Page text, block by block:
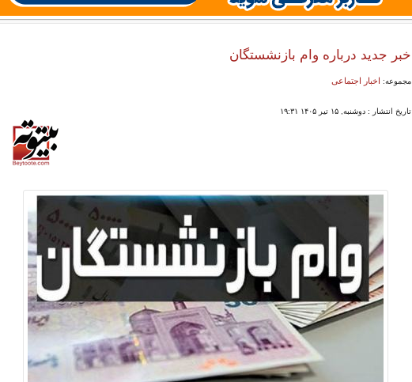
خبر جدید درباره وام بازنشستگان
مجموعه: اخبار اجتماعی
تاریخ انتشار : دوشنبه, ۱۵ تیر ۱۴۰۵ ۱۹:۳۱